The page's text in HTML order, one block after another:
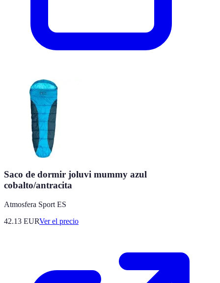
Saco de dormir joluvi mummy azul
cobalto/antracita
Atmosfera Sport ES
42.13 EURVer el precio